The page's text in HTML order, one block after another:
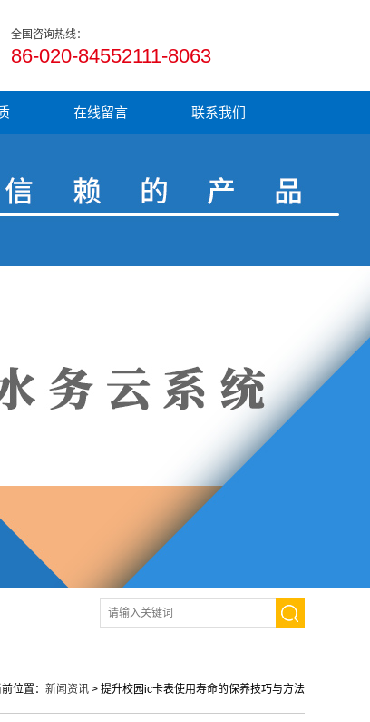
全国咨询热线：
86-020-84552111-8063
在线留言 联系我们
位置： 新闻资讯 > 提升校园ic卡表使用寿命的保养技巧与方法